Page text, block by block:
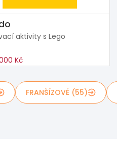
aktivity s Lego
Kč
FRANŠÍZOVÉ (55)